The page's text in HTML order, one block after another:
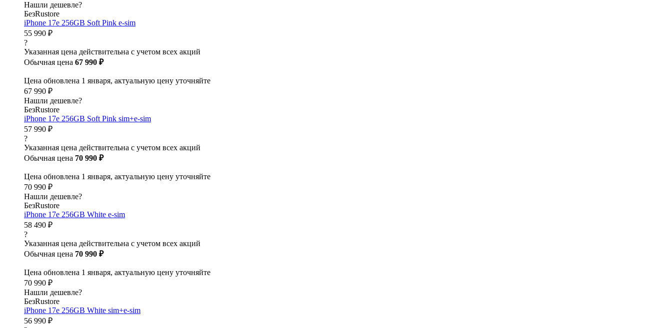
Нашли дешевле?
БезRustore
iPhone 17e 256GB Soft Pink e-sim
55 990 ₽
?
Указанная цена действительна с учетом всех акций
Обычная цена 67 990 ₽
Цена обновлена 1 января, актуальную цену уточняйте
67 990 ₽
Нашли дешевле?
БезRustore
iPhone 17e 256GB Soft Pink sim+e-sim
57 990 ₽
?
Указанная цена действительна с учетом всех акций
Обычная цена 70 990 ₽
Цена обновлена 1 января, актуальную цену уточняйте
70 990 ₽
Нашли дешевле?
БезRustore
iPhone 17e 256GB White e-sim
58 490 ₽
?
Указанная цена действительна с учетом всех акций
Обычная цена 70 990 ₽
Цена обновлена 1 января, актуальную цену уточняйте
70 990 ₽
Нашли дешевле?
БезRustore
iPhone 17e 256GB White sim+e-sim
56 990 ₽